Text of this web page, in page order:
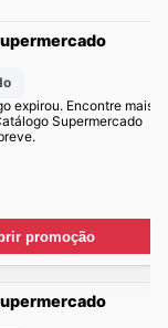
expirou. Encontre mais
Supermercado
promoção